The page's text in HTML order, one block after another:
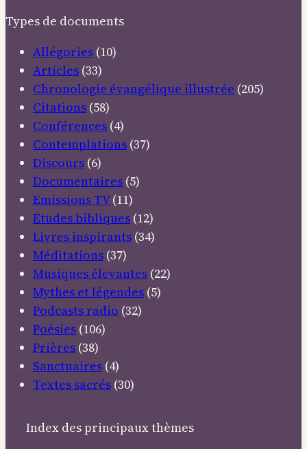
Types de documents
Allégories (10)
Articles (33)
Chronologie évangélique illustrée (205)
Citations (58)
Conférences (4)
Contemplations (37)
Discours (6)
Documentaires (5)
Emissions TV(11)
Etudes bibliques (12)
Livres inspirants (34)
Méditations (37)
Musiques élevantes (22)
Mythes et légendes (5)
Podcasts radio (32)
Poésies (106)
Prières (38)
Sanctuaires (4)
Textes sacrés (30)
Index des principaux thèmes